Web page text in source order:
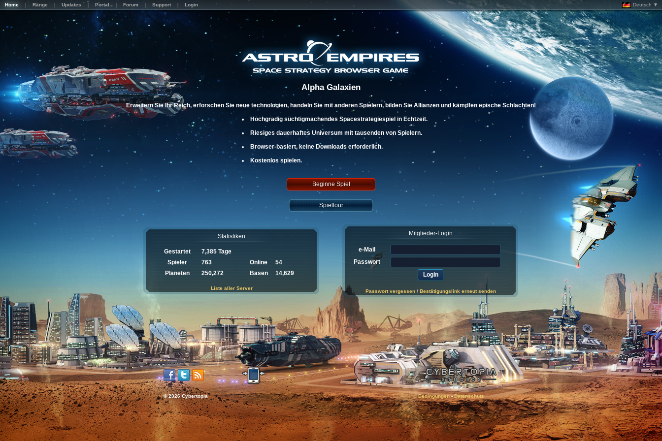
Home Ränge Updates Portal Forum Support Login Deutsch ▼
Alpha Galaxien
Erweitern Sie Ihr Reich, erforschen Sie neue technologien, handeln Sie mit anderen Spielern, bilden Sie Allianzen und kämpfen epische Schlachten!
Hochgradig süchtigmachendes Spacestrategiespiel in Echtzeit.
Riesiges dauerhaftes Universum mit tausenden von Spielern.
Browser-basiert, keine Downloads erforderlich.
Kostenlos spielen.
Beginne Spiel
Spieltour
Statistiken
Gestartet
7,385 Tage
Spieler
763 Online
54
Planeten
250,272 Basen 14,629
Liste aller Server
Mitglieder-Login
e-Mail
Passwort
Passwort vergessen/ Bestätigungslink erneut senden
© 2026 Cybertopia Bedingungen-Datenschutz